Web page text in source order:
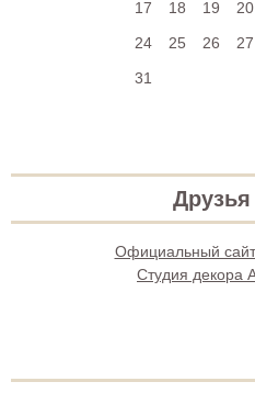
17
18 19 20
24
25 26 27
31
Друзья
Официальный
Студия декора